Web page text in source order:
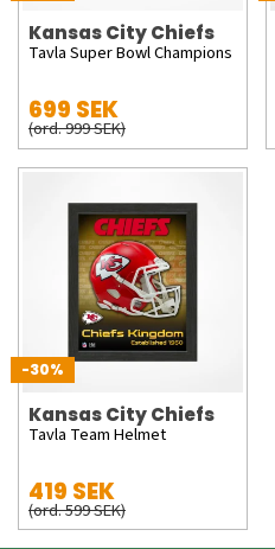
Kansas City Chiefs
Tavla Super Bowl Champions
699 SEK
(ord. 999 SEK)
-30%
Kansas City Chiefs
Tavla Team Helmet
419 SEK
(ord. 599 SEK)